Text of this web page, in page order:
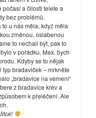
a čilosti telete a
bez problémů.
u nás měla, když měla
změnou, oslabenou
to nechali být, pak to
v pořádku. Max. bych
Kdyby se to nějak
bradaviček – mrkněte
„bradavice na vemeni“
z bradavice krev a
k přeléčení. Ale